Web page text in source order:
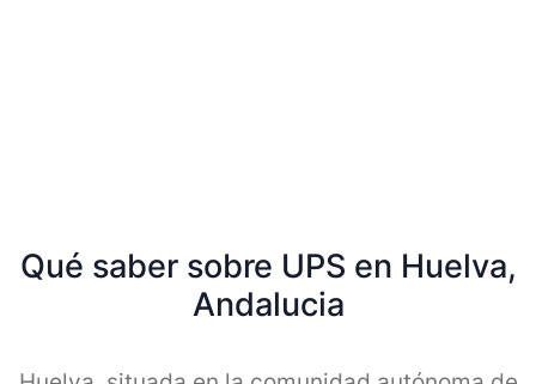
Qué saber sobre UPS en Huelva,
Andalucia